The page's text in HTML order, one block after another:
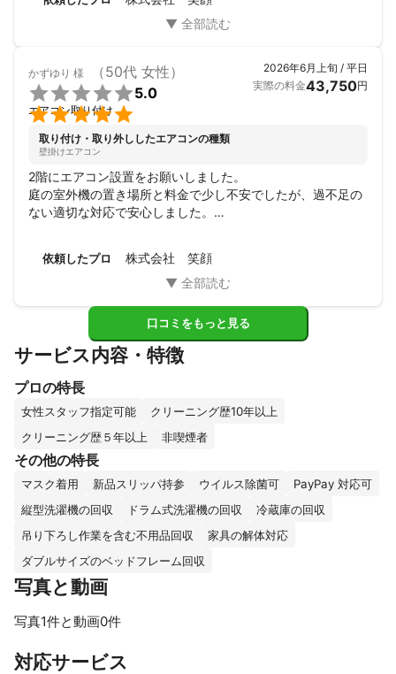
かずゆり 様 （50代 女性）


5.0
エアコン取り付け
2026年6月上旬 / 平日
実際の料金43,750円
取り付け・取り外ししたエアコンの種類
壁掛けエアコン
2階にエアコン設置をお願いしました。
庭の室外機の置き場所と料金で少し不安でしたが、過不足の
ない適切な対応で安心しました。
当日は若い男性スタッフ二人がしっかり設置してくれまし
依頼したプロ 株式会社 笑顔
口コミをもっと見る
サービス内容・特徴
プロの特長
女性スタッフ指定可能
クリーニング歴10年以上
クリーニング歴５年以上
非喫煙者
その他の特長
マスク着用 新品スリッパ持参 ウイルス除菌可
PayPay 対応可
縦型洗濯機の回収
ドラム式洗濯機の回収
冷蔵庫の回収
吊り下ろし作業を含む不用品回収
家具の解体対応
ダブルサイズのベッドフレーム回収
写真と動画
写真1件と動画0件
対応サービス